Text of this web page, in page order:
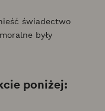
świadectwo
były
poniżej: